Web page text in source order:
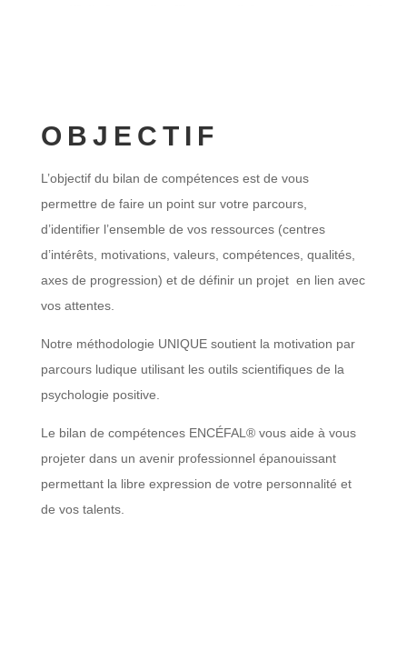
OBJECTIF
L’objectif du bilan de compétences est de vous
permettre de faire un point sur votre parcours,
d’identifier l’ensemble de vos ressources (centres
d’intérêts, motivations, valeurs, compétences, qualités,
axes de progression) et de définir un projet en lien avec
vos attentes.
Notre méthodologie UNIQUE soutient la motivation par
parcours ludique utilisant les outils scientifiques de la
psychologie positive.
Le bilan de compétences ENCÉFAL® vous aide à vous
projeter dans un avenir professionnel épanouissant
permettant la libre expression de votre personnalité et
de vos talents.